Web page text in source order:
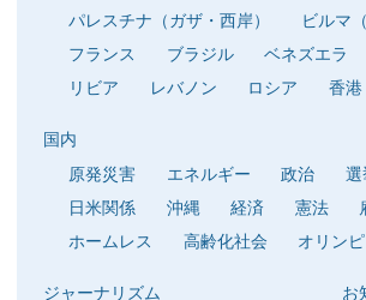
パレスチナ（ガザ・西岸）
ビルマ
フランス
ブラジル ベネズエラ
リビア
レバノン ロシア 香港
国内
原発災害
エネルギー 政治 選
日米関係
沖縄 経済 憲法
ホームレス
高齢化社会 オリン
ジャーナリズム お